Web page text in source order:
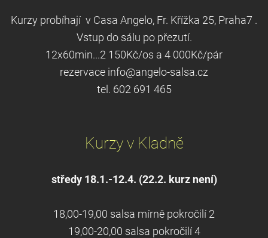
Kurzy probíhají v Casa Angelo, Fr. Křížka 25, Praha7 .
Vstup do sálu po přezutí.
12x60min...2 150Kč/os a 4 000Kč/pár
rezervace info@angelo-salsa.cz
tel. 602 691 465
Kurzy v Kladně
středy 18.1.-12.4. (22.2. kurz není)
18,00-19,00 salsa mírně pokročilí 2
19,00-20,00 salsa pokročilí 4